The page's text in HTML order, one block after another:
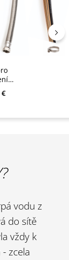
Multimat,
Plus,
€
vodu z
do sítě
vždy k
zcela